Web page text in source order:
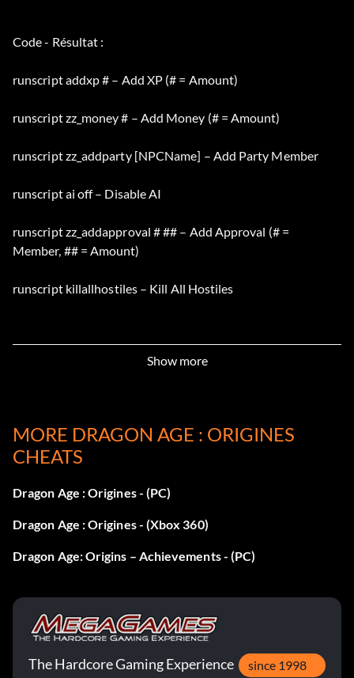
Code - Résultat :
runscript addxp # – Add XP (# = Amount)
runscript zz_money # – Add Money (# = Amount)
runscript zz_addparty [NPCName] – Add Party Member
runscript ai off – Disable AI
runscript zz_addapproval # ## – Add Approval (# =
Member, ## = Amount)
runscript killallhostiles – Kill All Hostiles
Show more
MORE DRAGON AGE : ORIGINES
CHEATS
Dragon Age : Origines - (PC)
Dragon Age : Origines - (Xbox 360)
Dragon Age: Origins – Achievements - (PC)
The Hardcore Gaming Experience since 1998